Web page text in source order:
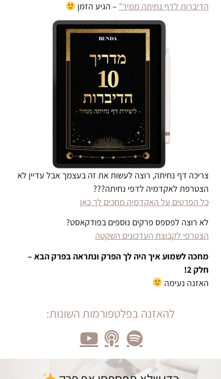
הדיברות לדף נחיתה ממיר" – הגיע הזמן
צריכה דף נחיתה, רוצה לעשות את זה בעצמך אבל עדיין לא
הצטרפת לאקדמיה לדפי נחיתה???
כל הפרטים על האקדמיה מחכים לך כאן
לא רוצה לפספס פרקים נוספים בפודקאסט?
הצטרפי לקבוצת העדכונים השקטה
מחכה לשמוע איך היה לך הפרק ונתראה בפרק הבא –
חלק 2!
האזנה נעימה
להאזנה בפלטפורמות השונות: